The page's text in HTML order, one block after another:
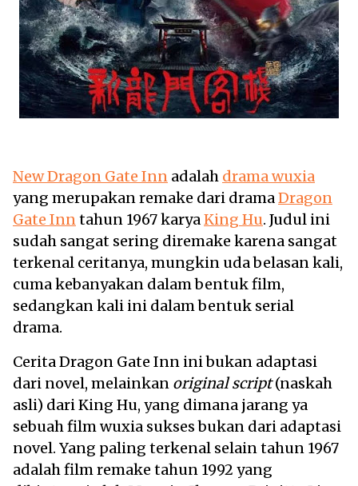
New Dragon Gate Inn adalah drama wuxia
yang merupakan remake dari dramaDragon
Gate Inntahun 1967 karyaKing Hu. Judul ini
sudah sangat sering diremake karena sangat
terkenal ceritanya, mungkin uda belasan kali,
cuma kebanyakan dalam bentuk film,
sedangkan kali ini dalam bentuk serial
drama.
Cerita Dragon Gate Inn ini bukan adaptasi
dari novel, melainkan original script(naskah
asli) dari King Hu, yang dimana jarang ya
sebuah film wuxia sukses bukan dari adaptasi
novel. Yang paling terkenal selain tahun 1967
adalah film remake tahun 1992 yang